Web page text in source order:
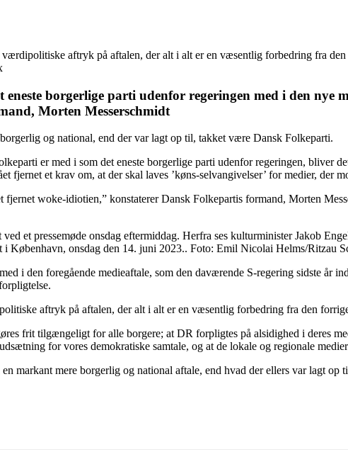
aftryk på aftalen, der alt i alt er en væsentlig forbedring fra
eneste borgerlige parti udenfor regeringen med i den
Morten Messerschmidt
og national, end der var lagt op til, takket være Dansk Folkeparti.
er med i som det eneste borgerlige parti udenfor regeringen,
fjernet et krav om, at der skal laves ’køns-selvangivelser’ for medier, der
fjernet woke-idiotien,” konstaterer Dansk Folkepartis formand, Morten
et pressemøde onsdag eftermiddag. Herfra ses kulturminister Jakob
København, onsdag den 14. juni 2023.. Foto: Emil Nicolai Helms/Ritzau
i den foregående medieaftale, som den daværende S-regering sidste
aftryk på aftalen, der alt i alt er en væsentlig forbedring fra den
frit tilgængeligt for alle borgere; at DR forpligtes på alsidighed i deres
for vores demokratiske samtale, og at de lokale og regionale
markant mere borgerlig og national aftale, end hvad der ellers var lagt